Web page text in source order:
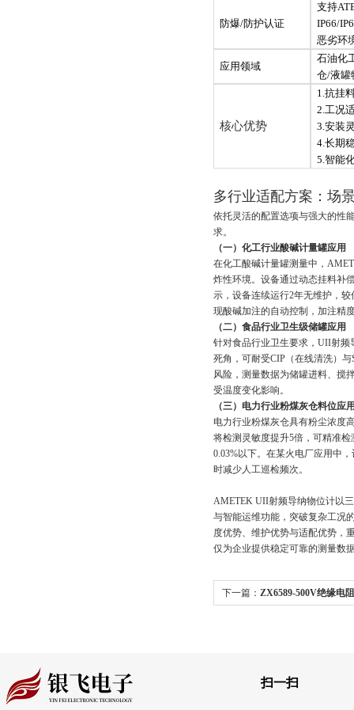
防爆/防护认证
支持
IP66/
恶劣环
应用领域
石油化
仓/液罐
核心优势
1.抗挂
2.工况适
3.安装
4.长期
5.智能
多行业适配方案：
依托灵活的配置选项与强大的性
求。
（一）化工行业酸碱计量罐应用
在化工酸碱计量罐测量中，
炸性环境。设备通过动态挂料
示，设备连续运行2年无维护
现酸碱加注的自动控制，加注精度
（二）食品行业卫生级储罐应用
针对食品行业卫生要求，UII
死角，可耐受CIP（在线清洗）
风险，测量数据为储罐进料
受温度变化影响。
（三）电力行业粉煤灰仓料位应
电力行业粉煤灰仓具有粉尘浓度高
将检测灵敏度提升5倍，可精准检
0.03%以下。在某火电厂应用中
时减少人工巡检频次。
AMETEK UII射频导纳物位计以三
与智能运维功能，突破复杂工况的
度优势、维护优势与适配优势
仅为企业提供稳定可靠的测量数据
下一篇： ZX6589-500V绝缘电
扫一扫